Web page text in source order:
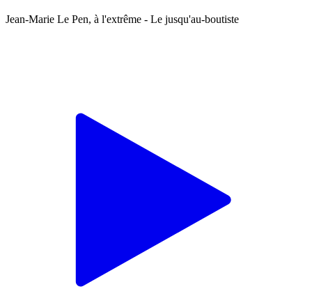
Jean-Marie Le Pen, à l'extrême - Le jusqu'au-boutiste